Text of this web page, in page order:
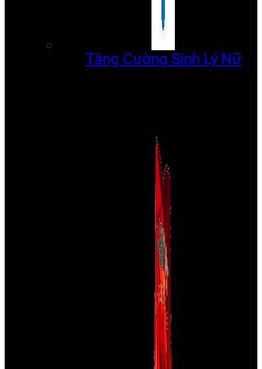
Tăng Cường Sinh Lý Nữ